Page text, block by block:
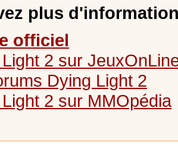
plus
officiel
2 sur
Dying Light 2
2 sur MMOpédia